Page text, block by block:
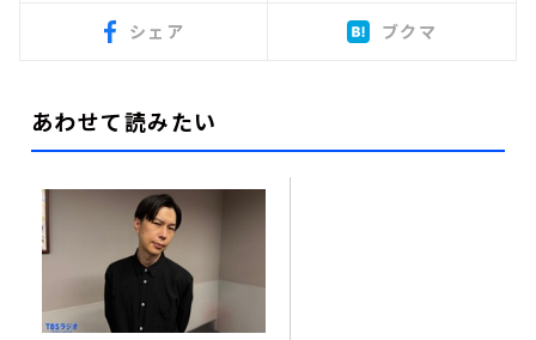
シェア ブクマ
あわせて読みたい